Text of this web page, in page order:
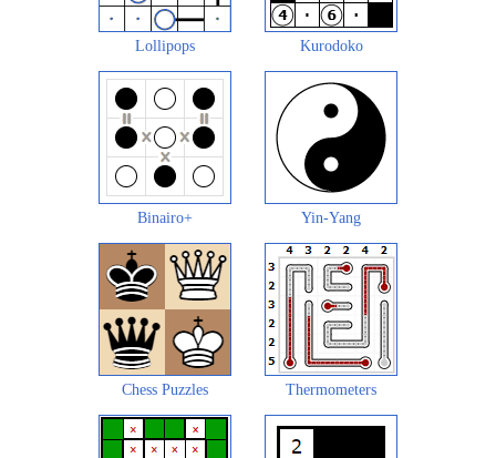
Lollipops Kurodoko
Binairo+ Yin-Yang
Chess Puzzles Thermometers